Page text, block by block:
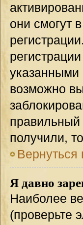
они смогут
возможно
правильный
получили,
Вернуться
Я давно
Наиболее
(проверьте